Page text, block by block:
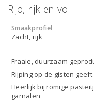
Rijp, rijk en vol
Smaakprofiel
Zacht, rijk
Fraaie, duurzaam
Rijping op de gisten
Heerlijk bij romige
garnalen